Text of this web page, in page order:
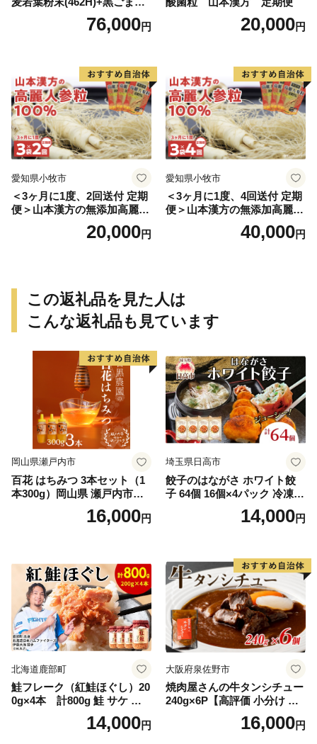
豆きな粉+ 糖流茶 山本漢
76,000円 20,000円
愛知県小牧市
＜3ヶ月に1度、2回送付 定期
便＞山本漢方の無添加高麗人
20,000円
愛知県小牧市
＜3ヶ月に1度、4回送付 定期
便＞山本漢方の無添加高麗人
40,000円
この返礼品を見た人は
こんな返礼品も見ています
岡山県瀬戸内市
百花 はちみつ 3本セット（1
本300g）岡山県 瀬戸内市産
石黒農園 ヨーグルト パン 砂
糖の代わり 香り高い いい香
16,000円
埼玉県日高市
餃子のはながさ ホワイト餃
子 64個 16個×4パック 冷凍
中華 点心 B級グルメ ご当地
野菜 おつまみ おかず 簡単調
ー ギフト お取り寄せ 日高市
14,000円
北海道鹿部町
鮭フレーク（紅鮭ほぐし）20
0g×4本 計800g 鮭 サケ 鮭
ほぐし サケフレーク シャケ
フレーク 鮭フレーク14,000円
大阪府泉佐野市
焼肉屋さんの牛タンシチュー
240g×6P【高評価 小分け 惣
菜 牛たん 一人暮らし 冷凍】
16,000円